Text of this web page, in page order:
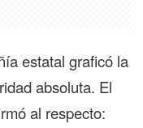
estatal graficó la
absoluta. El
al respecto: